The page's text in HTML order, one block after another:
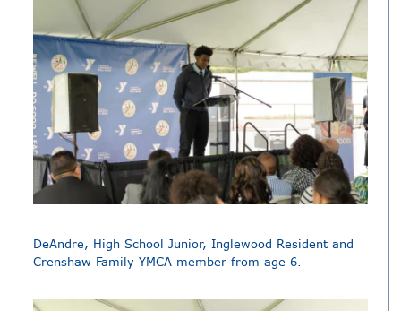
DeAndre, High School Junior, Inglewood Resident and
Crenshaw Family YMCA member from age 6.